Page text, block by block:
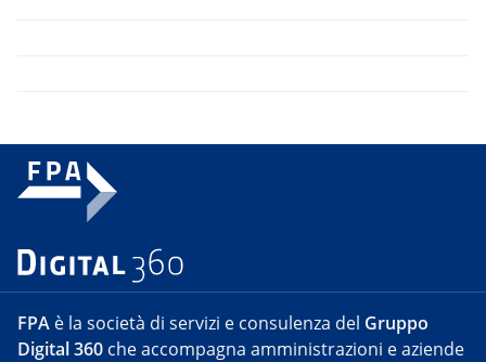
FPA è la società di servizi e consulenza del Gruppo
Digital 360 che accompagna amministrazioni e aziende